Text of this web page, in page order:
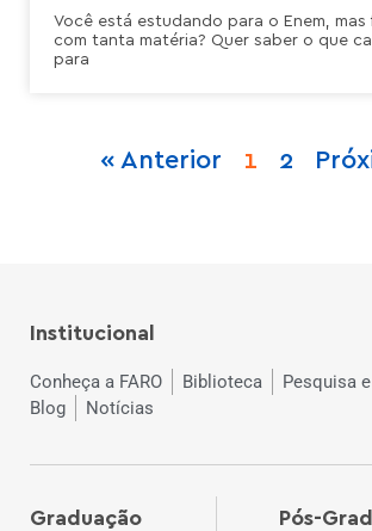
Você está estudando para o Enem,
com tanta matéria? Quer saber o que
para
« Anterior 1 2
Institucional
Conheça a FARO Biblioteca
Pesquisa
Blog
Notícias
Graduação Pós-